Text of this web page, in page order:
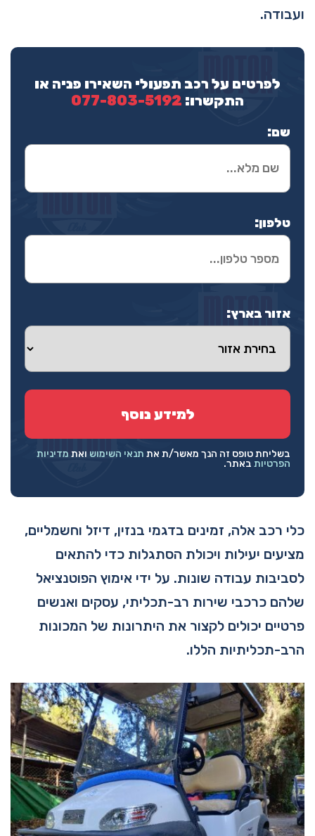
ועבודה.
לפרטים על רכב תפעולי השאירו פניה או
התקשרו: 077-803-5192
שם:
טלפון:
אזור בארץ:
בשליחת טופס זה הנך מאשר/ת את תנאי השימוש ואת מדיניות
הפרטיות באתר.
כלי רכב אלה, זמינים בדגמי בנזין, דיזל וחשמליים,
מציעים יעילות ויכולת הסתגלות כדי להתאים
לסביבות עבודה שונות. על ידי אימוץ הפוטנציאל
שלהם כרכבי שירות רב-תכליתי, עסקים ואנשים
פרטיים יכולים לקצור את היתרונות של המכונות
הרב-תכליתיות הללו.